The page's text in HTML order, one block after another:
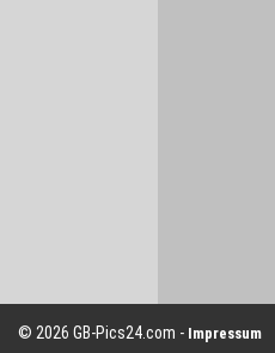
© 2026 GB-Pics24.com - Impressum